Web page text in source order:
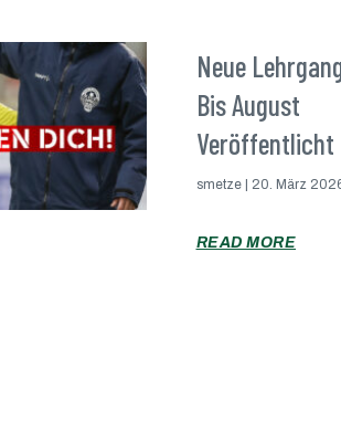
Neue
Bis August
Veröffentlicht
smetze 20. März
READ MORE